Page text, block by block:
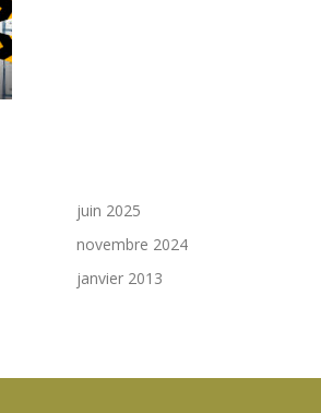
juin 2025
novembre 2024
janvier 2013